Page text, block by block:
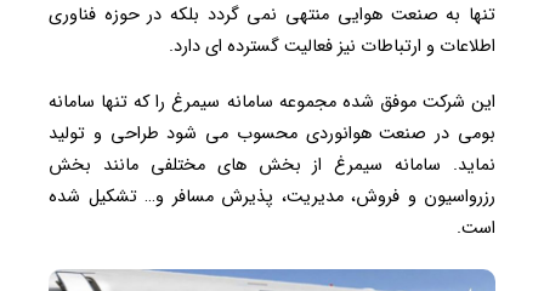
تنها به صنعت هوایی منتهی نمی گردد بلکه در حوزه فناوری
اطلاعات و ارتباطات نیز فعالیت گسترده ای دارد.
این شرکت موفق شده مجموعه سامانه سیمرغ را که تنها سامانه
بومی در صنعت هوانوردی محسوب می شود طراحی و تولید
نماید. سامانه سیمرغ از بخش های مختلفی مانند بخش
رزرواسیون و فروش، مدیریت، پذیرش مسافر و… تشکیل شده
است.